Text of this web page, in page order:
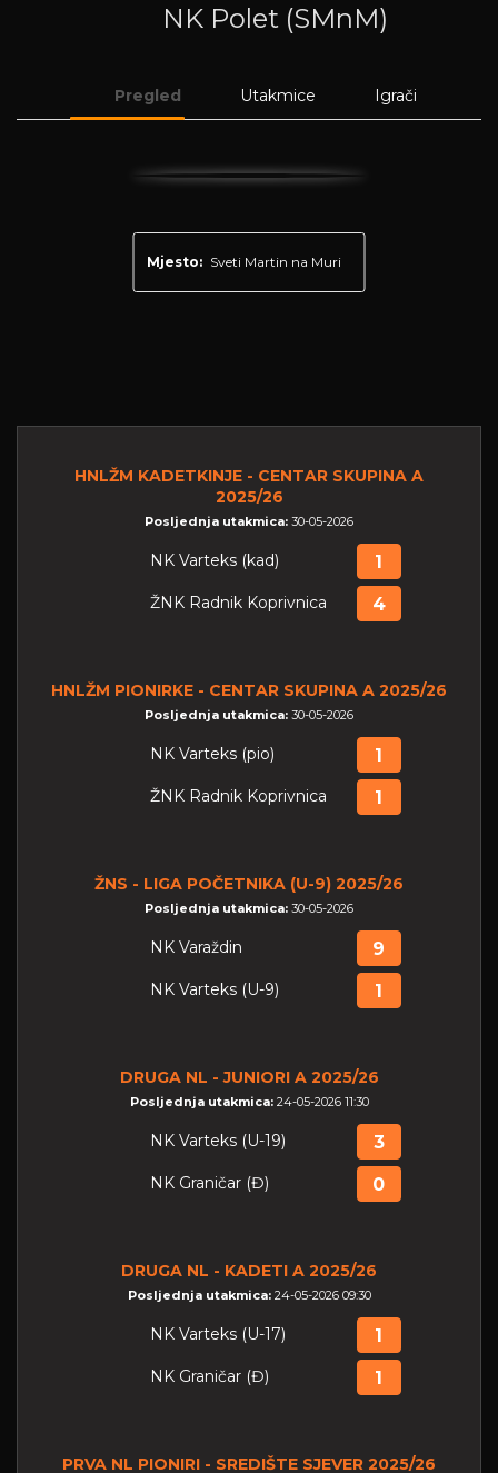
NK Polet (SMnM)
Pregled Utakmice Igrači
Mjesto: Sveti Martin na Muri
HNLŽM KADETKINJE - CENTAR SKUPINA A
2025/26
Posljednja utakmica: 30-05-2026
NK Varteks (kad) 1
ŽNK Radnik Koprivnica 4
HNLŽM PIONIRKE - CENTAR SKUPINA A 2025/26
Posljednja utakmica: 30-05-2026
NK Varteks (pio) 1
ŽNK Radnik Koprivnica 1
ŽNS - LIGA POČETNIKA (U-9) 2025/26
Posljednja utakmica: 30-05-2026
NK Varaždin 9
NK Varteks (U-9) 1
DRUGA NL - JUNIORI A 2025/26
Posljednja utakmica: 24-05-2026 11:30
NK Varteks (U-19) 3
NK Graničar (Đ) 0
DRUGA NL - KADETI A 2025/26
Posljednja utakmica: 24-05-2026 09:30
NK Varteks (U-17) 1
NK Graničar (Đ) 1
PRVA NL PIONIRI - SREDIŠTE SJEVER 2025/26